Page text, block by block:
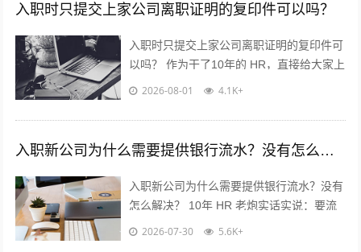
入职时只提交上家公司离职证明的复印件可以吗？
入职时只提交上家公司离职证明的复印件可
以吗？ 作为干了10年的 HR，直接给大家上
干货，不绕弯子！ 答案：分情况，但大概
2026-08-01 4.1K+
入职新公司为什么需要提供银行流水？没有怎么解决？
入职新公司为什么需要提供银行流水？没有
怎么解决？ 10年 HR 老炮实话实说：要流
水真不是公司故意刁难你！? 核心就3点：
2026-07-30 5.6K+